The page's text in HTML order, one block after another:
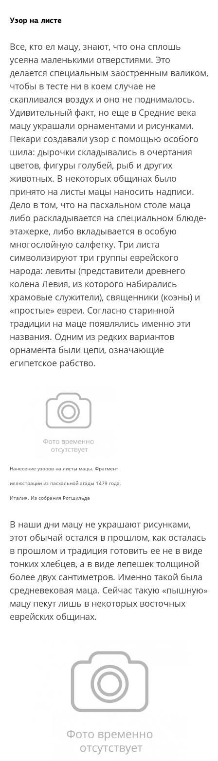
Узор на листе
Все, кто ел мацу, знают, что она сплошь
усеяна маленькими отверстиями. Это
делается специальным заостренным валиком,
чтобы в тесте ни в коем случае не
скапливался воздух и оно не поднималось.
Удивительный факт, но еще в Средние века
мацу украшали орнаментами и рисунками.
Пекари создавали узор с помощью особого
шила: дырочки складывались в очертания
цветов, фигуры голубей, рыб и других
животных. В некоторых общинах было
принято на листы мацы наносить надписи.
Дело в том, что на пасхальном столе маца
либо раскладывается на специальном блюде-
этажерке, либо вкладывается в особую
многослойную салфетку. Три листа
символизируют три группы еврейского
народа: левиты (представители древнего
колена Левия, из которого набирались
храмовые служители), священники (коэны) и
«простые» евреи. Согласно старинной
традиции на маце появлялись именно эти
названия. Одним из редких вариантов
орнамента были цепи, означающие
египетское рабство.
Нанесение узоров на листы мацы. Фрагмент
иллюстрации из пасхальной агады 1479 года,
Италия. Из собрания Ротшильда
В наши дни мацу не украшают рисунками,
этот обычай остался в прошлом, как осталась
в прошлом и традиция готовить ее не в виде
тонких хлебцев, а в виде лепешек толщиной
более двух сантиметров. Именно такой была
средневековая маца. Сейчас такую «пышную»
мацу пекут лишь в некоторых восточных
еврейских общинах.